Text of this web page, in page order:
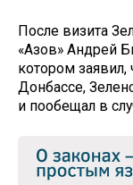
После визита
«Азов» Андрей
котором заявил,
Донбассе,
и пообещал в